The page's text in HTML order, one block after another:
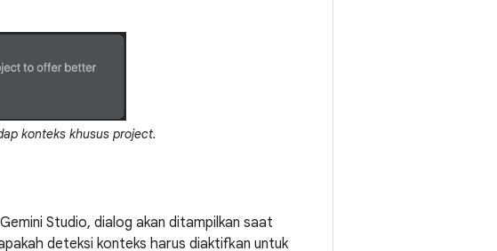
konteks khusus project.
Studio, dialog akan ditampilkan saat
deteksi konteks harus diaktifkan untuk